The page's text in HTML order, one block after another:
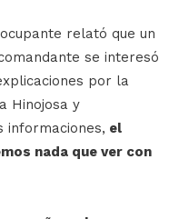
relató que un
se interesó
por la
Hinojosa y
informaciones, el
nada que ver con